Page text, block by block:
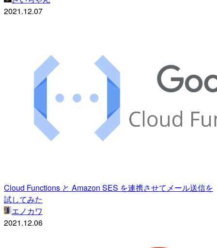
2021.12.07
Cloud Functions と Amazon SES を連携させてメール送信を
試してみた
エノカワ
2021.12.06